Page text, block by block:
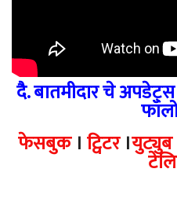
दै. बातमीदार चे
फेसबुक। ट्विटर।युट्युब